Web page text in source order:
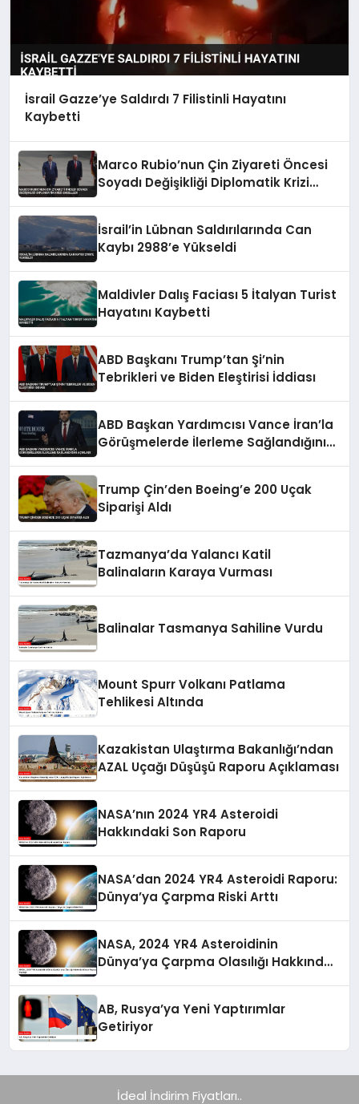
İsrail Gazze’ye Saldırdı 7 Filistinli Hayatını
Kaybetti
Marco Rubio’nun Çin Ziyareti Öncesi
Soyadı Değişikliği Diplomatik Krizi
İsrail’in Lübnan Saldırılarında Can
Kaybı 2988’e Yükseldi
Maldivler Dalış Faciası 5 İtalyan Turist
Hayatını Kaybetti
ABD Başkanı Trump’tan Şi’nin
Tebrikleri ve Biden Eleştirisi İddiası
ABD Başkan Yardımcısı Vance İran’la
Görüşmelerde İlerleme Sağlandığını
Trump Çin’den Boeing’e 200 Uçak
Siparişi Aldı
Tazmanya’da Yalancı Katil
Balinaların Karaya Vurması
Balinalar Tasmanya Sahiline Vurdu
Mount Spurr Volkanı Patlama
Tehlikesi Altında
Kazakistan Ulaştırma Bakanlığı’ndan
AZAL Uçağı Düşüşü Raporu Açıklaması
NASA’nın 2024 YR4 Asteroidi
Hakkındaki Son Raporu
NASA’dan 2024 YR4 Asteroidi Raporu:
Dünya’ya Çarpma Riski Arttı
NASA, 2024 YR4 Asteroidinin
Dünya’ya Çarpma Olasılığı Hakkında
AB, Rusya’ya Yeni Yaptırımlar
Getiriyor
İdeal İndirim Fiyatları..